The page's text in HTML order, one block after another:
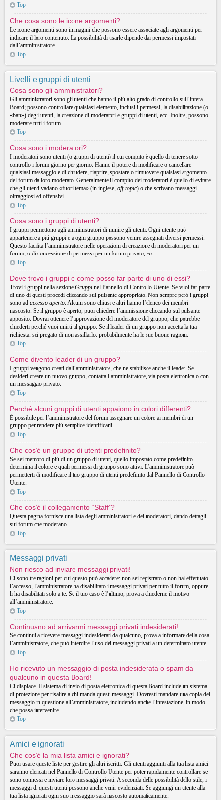
Top
Che cosa sono le icone argomenti?
Le icone argomenti sono immagini che possono essere associate agli argomenti per
indicare il loro contenuto. La possibilità di usarle dipende dai permessi impostati
dall’amministratore.
Top
Livelli e gruppi di utenti
Cosa sono gli amministratori?
Gli amministratori sono gli utenti che hanno il piú alto grado di controllo sull’intera
Board; possono controllare qualsiasi elemento, inclusi i permessi, la disabilitazione (o
«ban») degli utenti, la creazione di moderatori e gruppi di utenti, ecc. Inoltre, possono
moderare tutti i forum.
Top
Cosa sono i moderatori?
I moderatori sono utenti (o gruppi di utenti) il cui compito è quello di tenere sotto
controllo i forum giorno per giorno. Hanno il potere di modificare o cancellare
qualsiasi messaggio e di chiudere, riaprire, spostare o rimuovere qualsiasi argomento
del forum da loro moderato. Generalmente il compito dei moderatori è quello di evitare
che gli utenti vadano «fuori tema» (in inglese, off-topic) o che scrivano messaggi
oltraggiosi ed offensivi.
Top
Cosa sono i gruppi di utenti?
I gruppi permettono agli amministratori di riunire gli utenti. Ogni utente può
appartenere a piú gruppi e a ogni gruppo possono venire assegnati diversi permessi.
Questo facilita l’amministratore nelle operazioni di creazione di moderatori per un
forum, o di concessione di permessi per un forum privato, ecc.
Top
Dove trovo i gruppi e come posso far parte di uno di essi?
Trovi i gruppi nella sezione Gruppi nel Pannello di Controllo Utente. Se vuoi far parte
di uno di questi procedi cliccando sul pulsante appropriato. Non sempre però i gruppi
sono ad accesso aperto. Alcuni sono chiusi e altri hanno l’elenco dei membri
nascosto. Se il gruppo è aperto, puoi chiedere l’ammissione cliccando sul pulsante
apposito. Dovrai ottenere l’approvazione del moderatore del gruppo, che potrebbe
chiederti perché vuoi unirti al gruppo. Se il leader di un gruppo non accetta la tua
richiesta, sei pregato di non assillarlo: probabilmente ha le sue buone ragioni.
Top
Come divento leader di un gruppo?
I gruppi vengono creati dall’amministratore, che ne stabilisce anche il leader. Se
desideri creare un nuovo gruppo, contatta l’amministratore, via posta elettronica o con
un messaggio privato.
Top
Perché alcuni gruppi di utenti appaiono in colori differenti?
È possibile per l’amministratore del forum assegnare un colore ai membri di un
gruppo per rendere piú semplice identificarli.
Top
Che cos’è un gruppo di utenti predefinito?
Se sei membro di piú di un gruppo di utenti, quello impostato come predefinito
determina il colore e quali permessi di gruppo sono attivi. L’amministratore può
permetterti di modificare il tuo gruppo di utenti predefinito dal Pannello di Controllo
Utente.
Top
Che cos’è il collegamento “Staff”?
Questa pagina fornisce una lista degli amministratori e dei moderatori, dando dettagli
sui forum che moderano.
Top
Messaggi privati
Non riesco ad inviare messaggi privati!
Ci sono tre ragioni per cui questo può accadere: non sei registrato o non hai effettuato
l’accesso, l’amministratore ha disabilitato i messaggi privati per tutto il forum, oppure
li ha disabilitati solo a te. Se il tuo caso è l’ultimo, prova a chiederne il motivo
all’amministratore.
Top
Continuano ad arrivarmi messaggi privati indesiderati!
Se continui a ricevere messaggi indesiderati da qualcuno, prova a informare della cosa
l’amministratore, che può interdire l’uso dei messaggi privati a un determinato utente.
Top
Ho ricevuto un messaggio di posta indesiderata o spam da
qualcuno in questa Board!
Ci dispiace. Il sistema di invio di posta elettronica di questa Board include un sistema
di protezione per risalire a chi manda questi messaggi. Dovresti mandare una copia del
messaggio in questione all’amministratore, includendo anche l’intestazione, in modo
che possa intervenire.
Top
Amici e ignorati
Che cos’è la mia lista amici e ignorati?
Puoi usare queste liste per gestire gli altri iscritti. Gli utenti aggiunti alla tua lista amici
saranno elencati nel Pannello di Controllo Utente per poter rapidamente controllare se
sono connessi e inviare loro messaggi privati. A seconda delle possibilità dello stile, i
messaggi di questi utenti possono anche venir evidenziati. Se aggiungi un utente alla
tua lista ignorati ogni suo messaggio sarà nascosto automaticamente.